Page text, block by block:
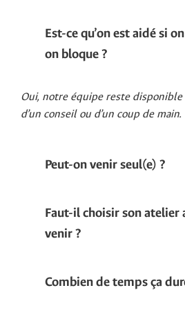
Est-ce qu’on est aidé si
on bloque ?
Oui, notre équipe reste disponible
d’un conseil ou d’un coup de main.
Peut-on venir seul(e) ?
Faut-il choisir son atelier
venir ?
Combien de temps ça